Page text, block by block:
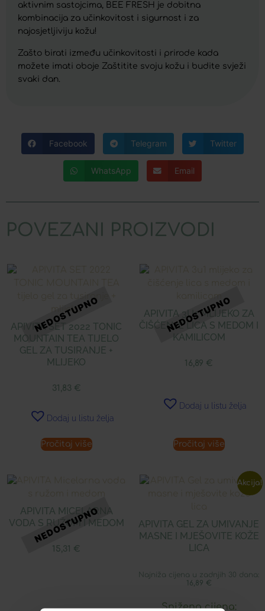
aktivnim sastojcima, BEE FRESH je dobitna
kombinacija za učinkovitost i sigurnost i za
najosjetljiviju kožu!
Zašto birati između učinkovitosti i prirode kada
možete imati oboje Zaštitite svoju kožu i budite svježi
svaki dan.
Facebook Telegram Twitter
WhatsApp Email
POVEZANI PROIZVODI
APIVITA SET 2022 TONIC
MOUNTAIN TEA TIJELO
GEL ZA TUSIRANJE +
MLIJEKO
31,83 €
Dodaj u listu želja
Pročitaj više
APIVITA 3U1 MLIJEKO ZA
ČIŠĆENJE LICA S MEDOM I
KAMILICOM
16,89 €
Dodaj u listu želja
Pročitaj više
APIVITA MICELARNA
VODA S RUŽOM I MEDOM
15,31 €
Akcija!
APIVITA GEL ZA UMIVANJE
MASNE I MJEŠOVITE KOŽE
LICA
Najniža cijena u zadnjih 30 dana:
16,89 €
Snižena cijena: